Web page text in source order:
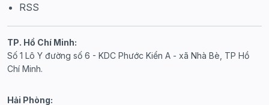
RSS
TP. Hồ Chí Minh:
Số 1 Lô Y đường số 6 - KDC Phước Kiển A - xã Nhà Bè, TP Hồ
Chí Minh.
Hải Phòng: